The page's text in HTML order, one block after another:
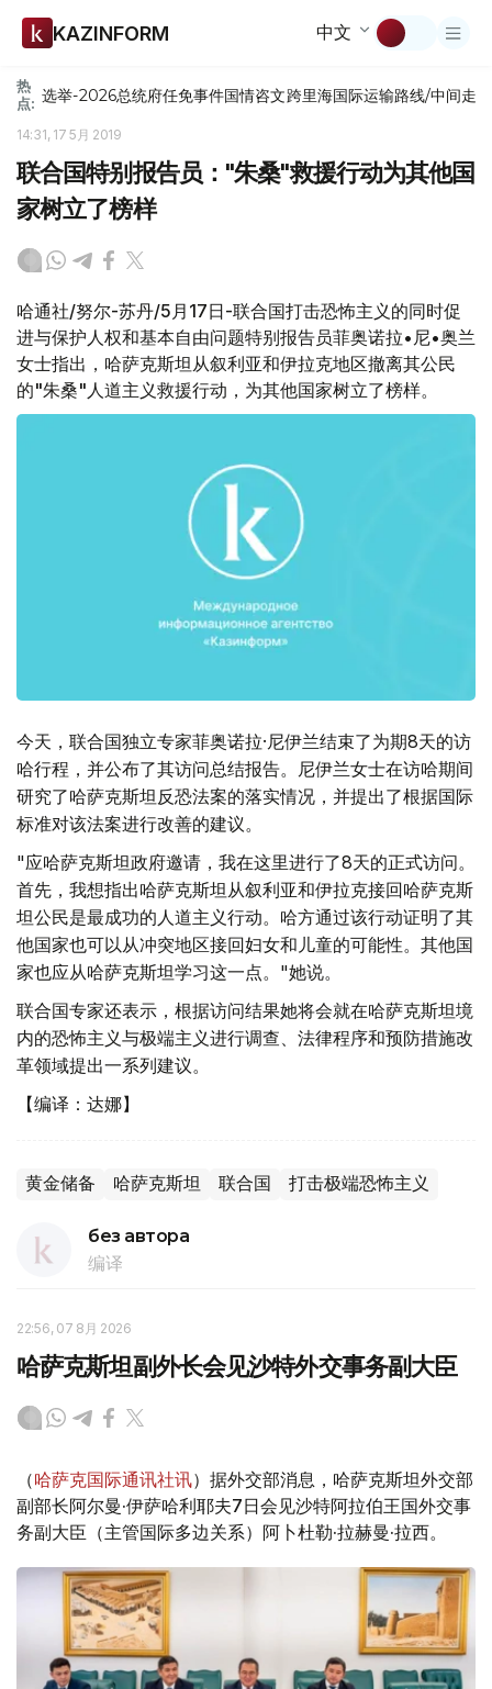
KAZINFORM 中文
热
点: 选举-2026总统府任免事件国情咨文跨里海国际运输路线/中间走廊
14:31, 17 5月 2019
联合国特别报告员："朱桑"救援行动为其他国
家树立了榜样
哈通社/努尔-苏丹/5月17日-联合国打击恐怖主义的同时促
进与保护人权和基本自由问题特别报告员菲奥诺拉•尼•奥兰
女士指出，哈萨克斯坦从叙利亚和伊拉克地区撤离其公民
的"朱桑"人道主义救援行动，为其他国家树立了榜样。
今天，联合国独立专家菲奥诺拉·尼伊兰结束了为期8天的访
哈行程，并公布了其访问总结报告。尼伊兰女士在访哈期间
研究了哈萨克斯坦反恐法案的落实情况，并提出了根据国际
标准对该法案进行改善的建议。
"应哈萨克斯坦政府邀请，我在这里进行了8天的正式访问。
首先，我想指出哈萨克斯坦从叙利亚和伊拉克接回哈萨克斯
坦公民是最成功的人道主义行动。哈方通过该行动证明了其
他国家也可以从冲突地区接回妇女和儿童的可能性。其他国
家也应从哈萨克斯坦学习这一点。"她说。
联合国专家还表示，根据访问结果她将会就在哈萨克斯坦境
内的恐怖主义与极端主义进行调查、法律程序和预防措施改
革领域提出一系列建议。
【编译：达娜】
黄金储备 哈萨克斯坦 联合国 打击极端恐怖主义
без автора
编译
22:56, 07 8月 2026
哈萨克斯坦副外长会见沙特外交事务副大臣
（哈萨克国际通讯社讯）据外交部消息，哈萨克斯坦外交部
副部长阿尔曼·伊萨哈利耶夫7日会见沙特阿拉伯王国外交事
务副大臣（主管国际多边关系）阿卜杜勒·拉赫曼·拉西。